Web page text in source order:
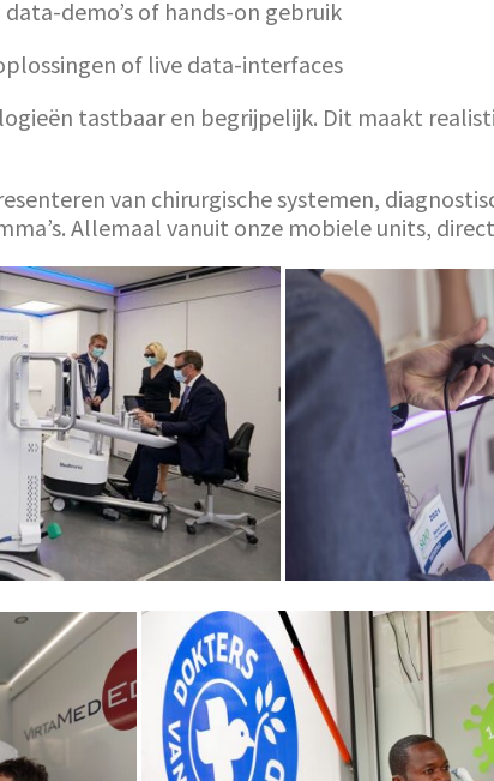
demo’s of hands-on gebruik
of live data-interfaces
tastbaar en begrijpelijk. Dit maakt
van chirurgische systemen,
Allemaal vanuit onze mobiele units,